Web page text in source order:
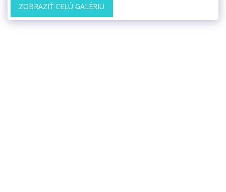
ZOBRAZIŤ CELÚ GALÉRIU